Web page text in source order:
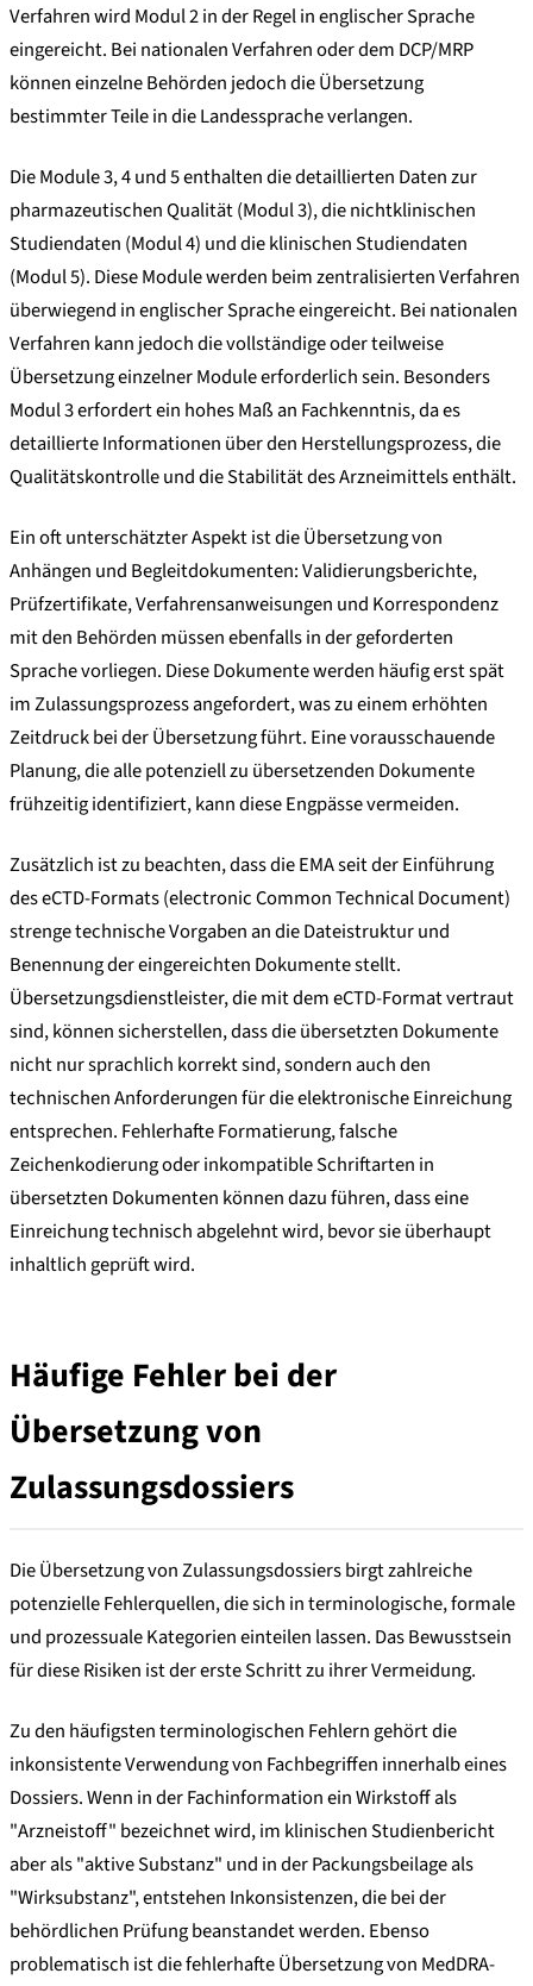
Verfahren wird Modul 2 in der Regel in englischer Sprache
eingereicht. Bei nationalen Verfahren oder dem DCP/MRP
können einzelne Behörden jedoch die Übersetzung
bestimmter Teile in die Landessprache verlangen.
Die Module 3, 4 und 5 enthalten die detaillierten Daten zur
pharmazeutischen Qualität (Modul 3), die nichtklinischen
Studiendaten (Modul 4) und die klinischen Studiendaten
(Modul 5). Diese Module werden beim zentralisierten Verfahren
überwiegend in englischer Sprache eingereicht. Bei nationalen
Verfahren kann jedoch die vollständige oder teilweise
Übersetzung einzelner Module erforderlich sein. Besonders
Modul 3 erfordert ein hohes Maß an Fachkenntnis, da es
detaillierte Informationen über den Herstellungsprozess, die
Qualitätskontrolle und die Stabilität des Arzneimittels enthält.
Ein oft unterschätzter Aspekt ist die Übersetzung von
Anhängen und Begleitdokumenten: Validierungsberichte,
Prüfzertifikate, Verfahrensanweisungen und Korrespondenz
mit den Behörden müssen ebenfalls in der geforderten
Sprache vorliegen. Diese Dokumente werden häufig erst spät
im Zulassungsprozess angefordert, was zu einem erhöhten
Zeitdruck bei der Übersetzung führt. Eine vorausschauende
Planung, die alle potenziell zu übersetzenden Dokumente
frühzeitig identifiziert, kann diese Engpässe vermeiden.
Zusätzlich ist zu beachten, dass die EMA seit der Einführung
des eCTD-Formats (electronic Common Technical Document)
strenge technische Vorgaben an die Dateistruktur und
Benennung der eingereichten Dokumente stellt.
Übersetzungsdienstleister, die mit dem eCTD-Format vertraut
sind, können sicherstellen, dass die übersetzten Dokumente
nicht nur sprachlich korrekt sind, sondern auch den
technischen Anforderungen für die elektronische Einreichung
entsprechen. Fehlerhafte Formatierung, falsche
Zeichenkodierung oder inkompatible Schriftarten in
übersetzten Dokumenten können dazu führen, dass eine
Einreichung technisch abgelehnt wird, bevor sie überhaupt
inhaltlich geprüft wird.
Häufige Fehler bei der
Übersetzung von
Zulassungsdossiers
Die Übersetzung von Zulassungsdossiers birgt zahlreiche
potenzielle Fehlerquellen, die sich in terminologische, formale
und prozessuale Kategorien einteilen lassen. Das Bewusstsein
für diese Risiken ist der erste Schritt zu ihrer Vermeidung.
Zu den häufigsten terminologischen Fehlern gehört die
inkonsistente Verwendung von Fachbegriffen innerhalb eines
Dossiers. Wenn in der Fachinformation ein Wirkstoff als
"Arzneistoff" bezeichnet wird, im klinischen Studienbericht
aber als "aktive Substanz" und in der Packungsbeilage als
"Wirksubstanz", entstehen Inkonsistenzen, die bei der
behördlichen Prüfung beanstandet werden. Ebenso
problematisch ist die fehlerhafte Übersetzung von MedDRA-